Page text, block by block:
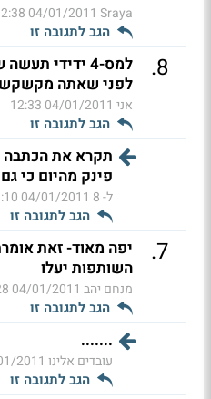
Sraya
04/01/2011 12:38
הגב לתגובה זו
8
.
למס-4 ידידי
לפני שאתה מקשקש
אני 04/01/2011 12:33
הגב לתגובה זו
תקרא את הכתבה
פינק מהיום כי
ל- 8 04/01/2011 13:10
הגב לתגובה זו
7
.
יפה מאוד- זאת
השותפות יעלו
מנחם יהב 04/01/2011 12:28
הגב לתגובה זו
.......
עובדים אלינו 12:33
הגב לתגובה זו